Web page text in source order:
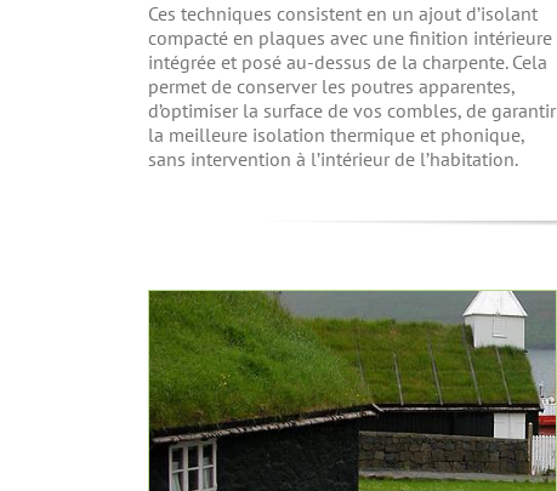
Ces techniques consistent en un ajout d’isolant
compacté en plaques avec une finition intérieure
intégrée et posé au-dessus de la charpente. Cela
permet de conserver les poutres apparentes,
d’optimiser la surface de vos combles, de garantir
la meilleure isolation thermique et phonique,
sans intervention à l’intérieur de l’habitation.